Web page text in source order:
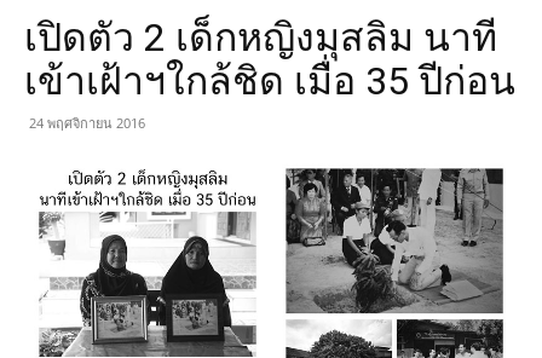
เปิดตัว 2 เด็กหญิงมุสลิม นาที
เข้าเฝ้าฯใกล้ชิด เมื่อ 35 ปีก่อน
24 พฤศจิกายน 2016